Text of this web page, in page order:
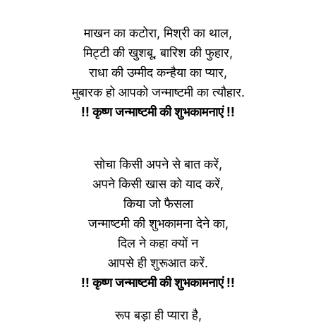
माखन का कटोरा, मिश्री का थाल,
मिट्टी की खुशबू, बारिश की फुहार,
राधा की उम्मीद कन्हैया का प्यार,
मुबारक हो आपको जन्माष्टमी का त्यौहार.
!! कृष्ण जन्माष्टमी की शुभकामनाएं !!
सोचा किसी अपने से बात करें,
अपने किसी खास को याद करें,
किया जो फैसला
जन्माष्टमी की शुभकामना देने का,
दिल ने कहा क्यों न
आपसे ही शुरूआत करें.
!! कृष्ण जन्माष्टमी की शुभकामनाएं !!
रूप बड़ा ही प्यारा है,